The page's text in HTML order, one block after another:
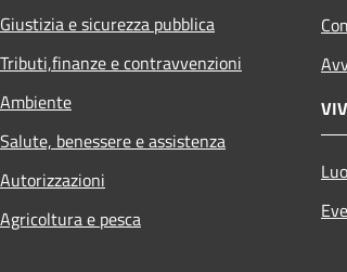
Giustizia e sicurezza pubblica
Tributi,finanze e contravvenzioni
Ambiente
Salute, benessere e assistenza
Autorizzazioni
Agricoltura e pesca